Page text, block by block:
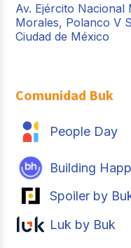
Av. Ejército Nacional
Morales, Polanco V
Ciudad de México
Comunidad Buk
People Day
Building
Spoiler by
Luk by Buk